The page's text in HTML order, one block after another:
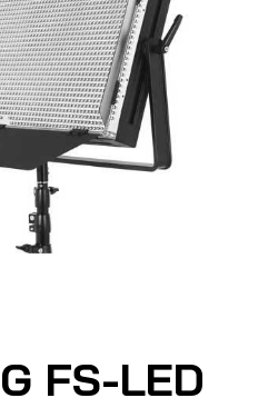
FS-LED